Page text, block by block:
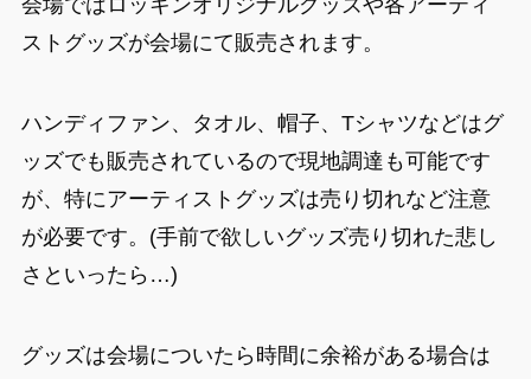
会場ではロッキンオリジナルグッズや各アーティ
ストグッズが会場にて販売されます。
ハンディファン、タオル、帽子、Tシャツなどはグ
ッズでも販売されているので現地調達も可能です
が、特にアーティストグッズは売り切れなど注意
が必要です。(手前で欲しいグッズ売り切れた悲し
さといったら…)
グッズは会場についたら時間に余裕がある場合は